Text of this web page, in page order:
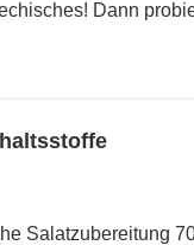
Dann
Salatzubereitung